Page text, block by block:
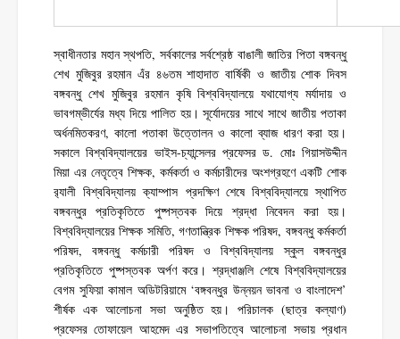
স্বাধীনতার মহান স্থপতি, সর্বকালের সর্বশ্রেষ্ঠ বাঙালী জাতির পিতা বঙ্গবন্ধু
শেখ মুজিবুর রহমান এঁর ৪৬তম শাহাদাত বার্ষিকী ও জাতীয় শোক দিবস
বঙ্গবন্ধু শেখ মুজিবুর রহমান কৃষি বিশ্ববিদ্যালয়ে যথাযোগ্য মর্যাদায় ও
ভাবগম্ভীর্যের মধ্য দিয়ে পালিত হয়। সূর্যোদয়ের সাথে সাথে জাতীয় পতাকা
অর্ধনমিতকরণ, কালো পতাকা উত্তোলন ও কালো ব্যাজ ধারণ করা হয়।
সকালে বিশ্ববিদ্যালয়ের ভাইস-চ্যান্সেলর প্রফেসর ড. মোঃ গিয়াসউদ্দীন
মিয়া এর নেতৃত্বে শিক্ষক, কর্মকর্তা ও কর্মচারীদের অংশগ্রহণে একটি শোক
র‌্যালী বিশ্ববিদ্যালয় ক্যাম্পাস প্রদক্ষিণ শেষে বিশ্ববিদ্যালয়ে স্থাপিত
বঙ্গবন্ধুর প্রতিকৃতিতে পুষ্পস্তবক দিয়ে শ্রদ্ধা নিবেদন করা হয়।
বিশ্ববিদ্যালয়ের শিক্ষক সমিতি, গণতান্ত্রিক শিক্ষক পরিষদ, বঙ্গবন্ধু কর্মকর্তা
পরিষদ, বঙ্গবন্ধু কর্মচারী পরিষদ ও বিশ্ববিদ্যালয় স্কুল বঙ্গবন্ধুর
প্রতিকৃতিতে পুষ্পস্তবক অর্পণ করে। শ্রদ্ধাঞ্জলি শেষে বিশ্ববিদ্যালয়ের
বেগম সুফিয়া কামাল অডিটরিয়ামে ‘বঙ্গবন্ধুর উন্নয়ন ভাবনা ও বাংলাদেশ’
শীর্ষক এক আলোচনা সভা অনুষ্ঠিত হয়। পরিচালক (ছাত্র কল্যাণ)
প্রফেসর তোফায়েল আহমেদ এর সভাপতিত্বে আলোচনা সভায় প্রধান